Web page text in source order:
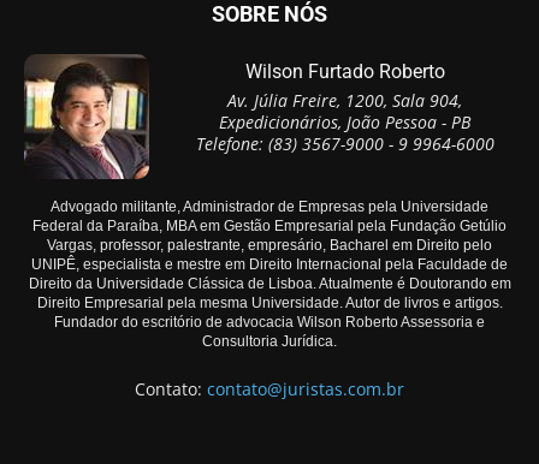
SOBRE NÓS
Wilson Furtado Roberto
Av. Júlia Freire, 1200, Sala 904,
Expedicionários, João Pessoa - PB
Telefone: (83) 3567-9000 - 9 9964-6000
Advogado militante, Administrador de Empresas pela Universidade
Federal da Paraíba, MBA em Gestão Empresarial pela Fundação Getúlio
Vargas, professor, palestrante, empresário, Bacharel em Direito pelo
UNIPÊ, especialista e mestre em Direito Internacional pela Faculdade de
Direito da Universidade Clássica de Lisboa. Atualmente é Doutorando em
Direito Empresarial pela mesma Universidade. Autor de livros e artigos.
Fundador do escritório de advocacia Wilson Roberto Assessoria e
Consultoria Jurídica.
Contato: contato@juristas.com.br